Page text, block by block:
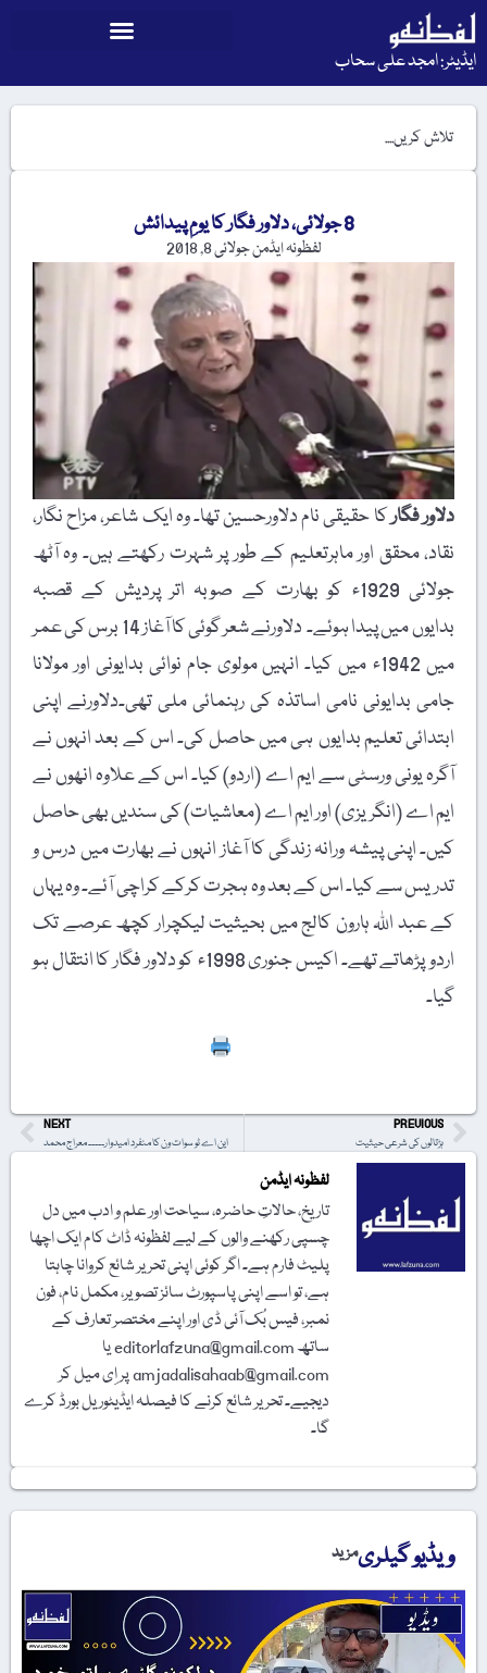
ایڈیٹر: امجد علی سحاب
8 جولائی، دلاور فگار کا یومِ پیدائش
لفظونہ ایڈمنجولائی 8, 2018
دلاور فگارکا حقیقی نام دلاورحسین تھا۔ وہ ایک شاعر، مزاح نگار،
نقاد، محقق اور ماہرتعلیم کے طور پر شہرت رکھتے ہیں۔ وہ آٹھ
جولائی 1929ء کو بھارت کے صوبہ اتر پردیش کے قصبہ
بدایوں میں پیدا ہوئے۔ دلاورنے شعر گوئی کا آغاز 14 برس کی عمر
میں 1942ء میں کیا۔ انہیں مولوی جام نوائی بدایونی اور مولانا
جامی بدایونی نامی اساتذہ کی رہنمائی ملی تھی۔دلاورنے اپنی
ابتدائی تعلیم بدایوں ہی میں حاصل کی۔ اس کے بعد انہوں نے
آگرہ یونی ورسٹی سے ایم اے (اردو) کیا۔ اس کے علاوہ انھوں نے
ایم اے (انگریزی) اور ایم اے (معاشیات) کی سندیں بھی حاصل
کیں۔ اپنی پیشہ ورانہ زندگی کا آغاز انہوں نے بھارت میں درس و
تدریس سے کیا۔ اس کے بعد وہ ہجرت کرکے کراچی آئے۔ وہ یہاں
کے عبد اﷲ ہارون کالج میں بحیثیت لیکچرار کچھ عرصے تک
اردو پڑھاتے تھے۔ اکیس جنوری 1998ء کو دلاور فگار کا انتقال ہو
گیا۔
PREVIOUS
ہڑتالوں کی شرعی حیثیت
NEXT
این اے ٹو سوات ون کا منفرد امیدوار۔۔۔۔۔ معراج محمد
لفظونہ ایڈمن
تاریخ، حالاتِ حاضرہ، سیاحت اور علم و ادب میں دل
چسپی رکھنے والوں کے لیے لفظونہ ڈاٹ کام ایک اچھا
پلیٹ فارم ہے۔ اگر کوئی اپنی تحریر شائع کروانا چاہتا
ہے، تو اسے اپنی پاسپورٹ سائز تصویر، مکمل نام، فون
نمبر، فیس بُک آئی ڈی اور اپنے مختصر تعارف کے
ساتھ editorlafzuna@gmail.com یا
amjadalisahaab@gmail.com پر اِی میل کر
دیجیے۔ تحریر شائع کرنے کا فیصلہ ایڈیٹوریل بورڈ کرے
گا۔
ویڈیو گیلریمزید